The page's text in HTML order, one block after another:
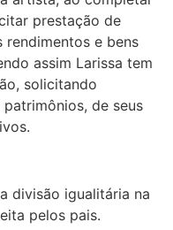
prestação de
rendimentos e bens
assim Larissa tem
solicitando
de seus
divisão igualitária na
pelos pais.